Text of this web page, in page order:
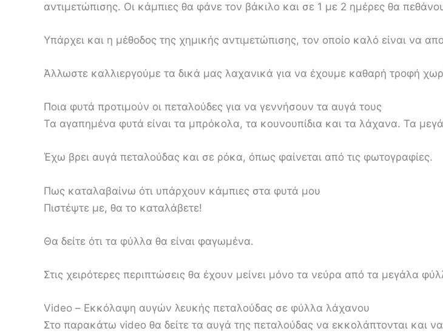
αντιμετώπισης. Οι κάμπιες θα φάνε τον βάκιλο και σε 1 με 2 ημέρες θα
Υπάρχει και η μέθοδος της χημικής αντιμετώπισης, τον οποίο καλό είναι να
Άλλωστε καλλιεργούμε τα δικά μας λαχανικά για να έχουμε καθαρή τροφή
Ποια φυτά προτιμούν οι πεταλούδες για να γεννήσουν τα αυγά τους
Τα αγαπημένα φυτά είναι τα μπρόκολα, τα κουνουπίδια και τα λάχανα. Τα
Έχω βρει αυγά πεταλούδας και σε ρόκα, όπως φαίνεται από τις φωτογραφίες.
Πως καταλαβαίνω ότι υπάρχουν κάμπιες στα φυτά μου
Πιστέψτε με, θα το καταλάβετε!
Θα δείτε ότι τα φύλλα θα είναι φαγωμένα.
Στις χειρότερες περιπτώσεις θα έχουν μείνει μόνο τα νεύρα από τα μεγάλα
Video – Εκκόλαψη αυγών λευκής πεταλούδας σε φύλλα λάχανου
Στο παρακάτω video θα δείτε τα αυγά της πεταλούδας να εκκολάπτονται και